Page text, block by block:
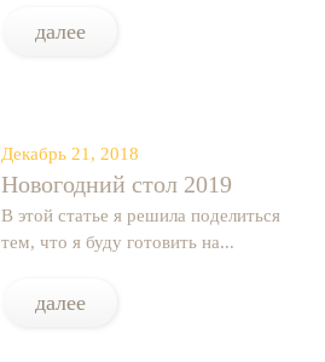
далее
Декабрь 21, 2018
Новогодний стол 2019
В этой статье я решила поделиться
тем, что я буду готовить на...
далее